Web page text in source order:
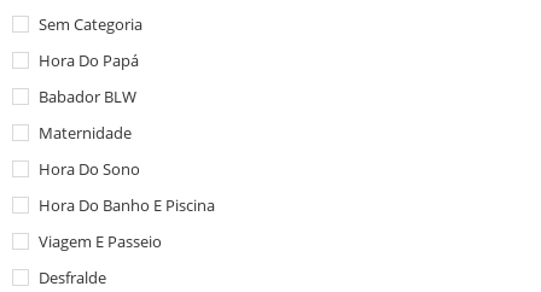
Sem Categoria
Hora Do Papá
Babador BLW
Maternidade
Hora Do Sono
Hora Do Banho E Piscina
Viagem E Passeio
Desfralde